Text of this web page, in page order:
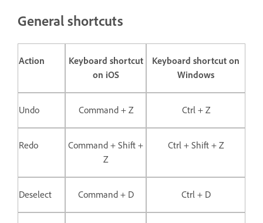
General shortcuts
Action
Keyboard shortcut
on iOS
Keyboard shortcut on
Windows
Undo Command + Z Ctrl + Z
Redo
Command + Shift +
Z
Ctrl + Shift + Z
Deselect Command + D Ctrl + D